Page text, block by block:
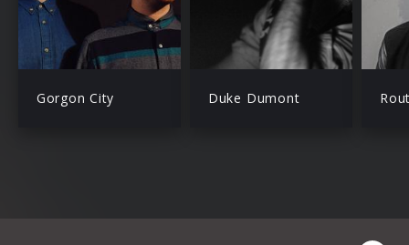
Gorgon City Duke Dumont